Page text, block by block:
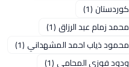
كوردستان(1)
محمد زمام عبد الرزاق(1)
محمود ذياب احمد المشهداني (1)
ودود فوزي المحامي (1)